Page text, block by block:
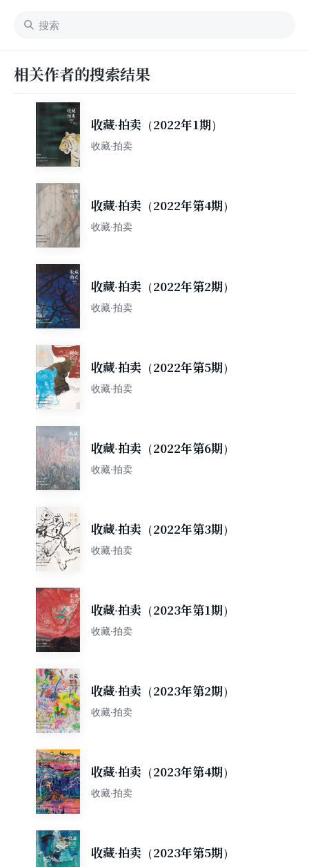
相关作者的搜索结果
收藏·拍卖（2022年1期）
收藏·拍卖
收藏·拍卖（2022年第4期）
收藏·拍卖
收藏·拍卖（2022年第2期）
收藏·拍卖
收藏·拍卖（2022年第5期）
收藏·拍卖
收藏·拍卖（2022年第6期）
收藏·拍卖
收藏·拍卖（2022年第3期）
收藏·拍卖
收藏·拍卖（2023年第1期）
收藏·拍卖
收藏·拍卖（2023年第2期）
收藏·拍卖
收藏·拍卖（2023年第4期）
收藏·拍卖
收藏·拍卖（2023年第5期）